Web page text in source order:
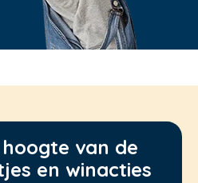
van de
en winacties